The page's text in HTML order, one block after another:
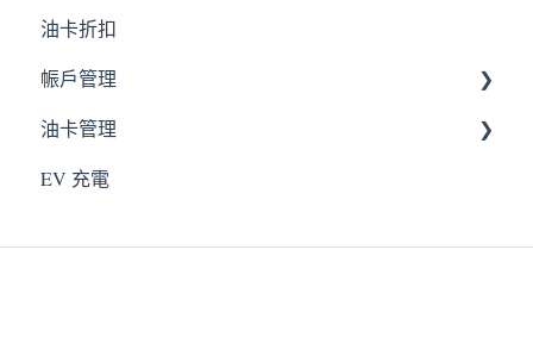
油卡折扣
帪戶管理
個人資料
車輛資料
油卡管理
取消油卡
EV 充電